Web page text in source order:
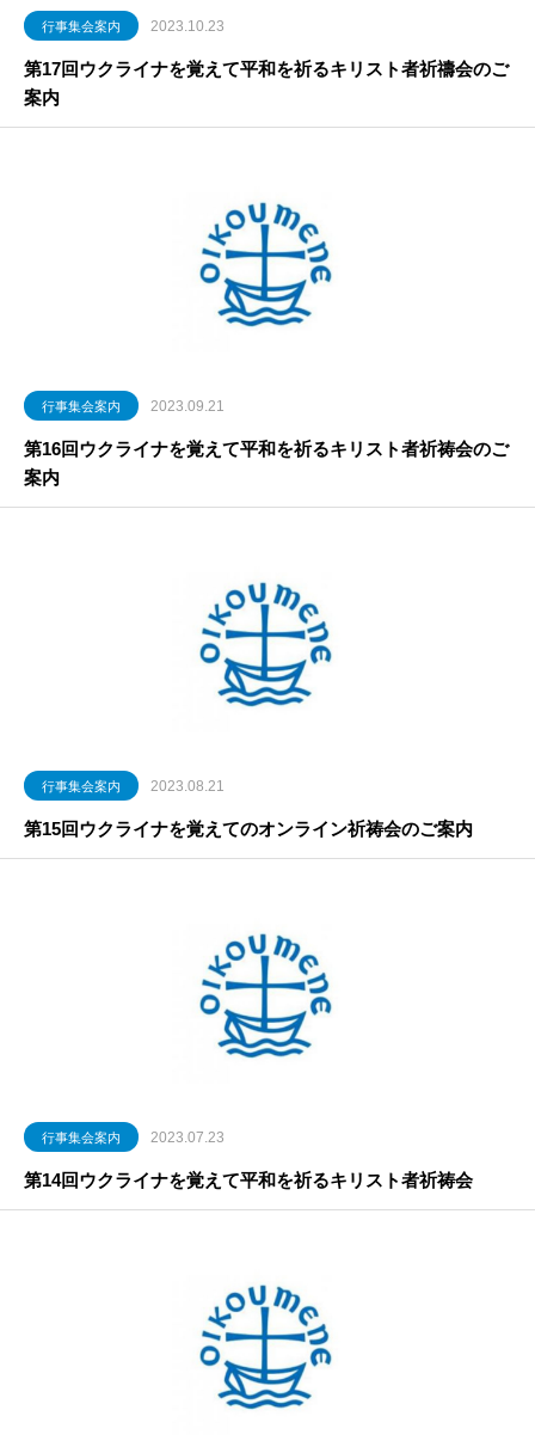
行事集会案内 2023.10.23
第17回ウクライナを覚えて平和を祈るキリスト者祈禱会のご
案内
行事集会案内 2023.09.21
第16回ウクライナを覚えて平和を祈るキリスト者祈祷会のご
案内
行事集会案内 2023.08.21
第15回ウクライナを覚えてのオンライン祈祷会のご案内
行事集会案内 2023.07.23
第14回ウクライナを覚えて平和を祈るキリスト者祈祷会